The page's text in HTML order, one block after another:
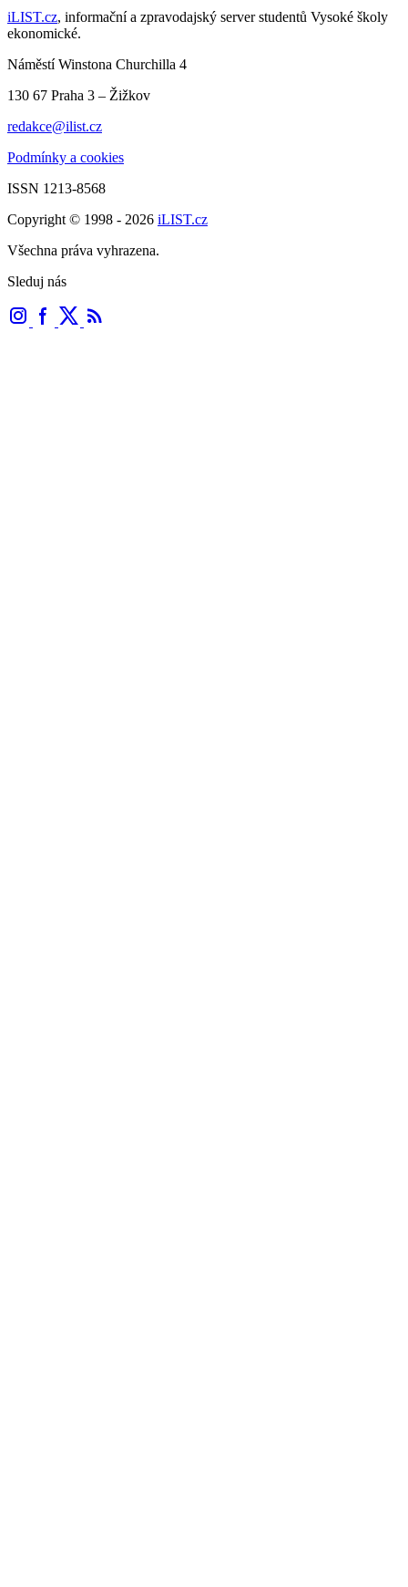
iLIST.cz, informační a zpravodajský server studentů Vysoké školy
ekonomické.
Náměstí Winstona Churchilla 4
130 67 Praha 3 – Žižkov
redakce@ilist.cz
Podmínky a cookies
ISSN 1213-8568
Copyright © 1998 - 2026 iLIST.cz
Všechna práva vyhrazena.
Sleduj nás